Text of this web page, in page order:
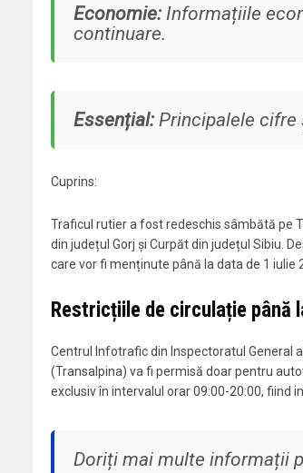
Economie:Informațiile
continuare.
Essențial:Principalele cifre
Cuprins:
Traficul rutier a fost redeschis sâmbătă pe
din județul Gorj și Curpăt din județul Sibiu.
care vor fi menținute până la data de 1 iulie
Restricțiile de circulație până
Centrul Infotrafic din Inspectoratul General
(Transalpina) va fi permisă doar pentru
exclusiv în intervalul orar 09:00-20:00, fiind
Doriți mai multe informații